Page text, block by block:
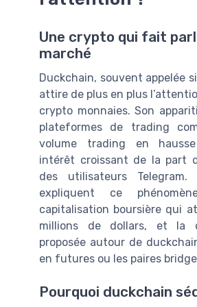
Une crypto qui fait
marché
Duckchain, souvent appelée
attire de plus en plus
crypto monnaies. Son
plateformes de trading
volume trading en
intérêt croissant de la part
des utilisateurs Telegram.
expliquent ce
capitalisation boursière qui
millions de dollars, et la
proposée autour de
en futures ou les paires
Pourquoi duckchain